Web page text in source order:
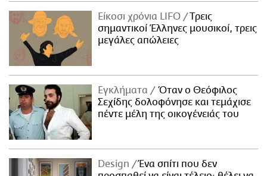
Είκοσι χρόνια LIFO
Tρεις
σημαντικοί Έλληνες μουσικοί, τρεις
μεγάλες απώλειες
Εγκλήματα
Όταν ο Θεόφιλος
Σεχίδης δολοφόνησε και τεμάχισε
πέντε μέλη της οικογένειάς του
Design
Ένα σπίτι που δεν